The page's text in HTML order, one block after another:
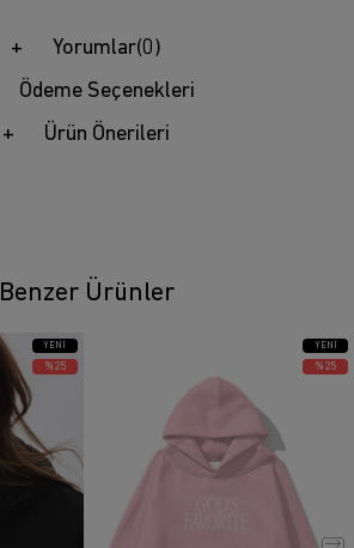
Yorumlar(0)
Ödeme Seçenekleri
Ürün Önerileri
Benzer Ürünler
YENI
ÜRÜN
%25
YENI
ÜRÜN
%25